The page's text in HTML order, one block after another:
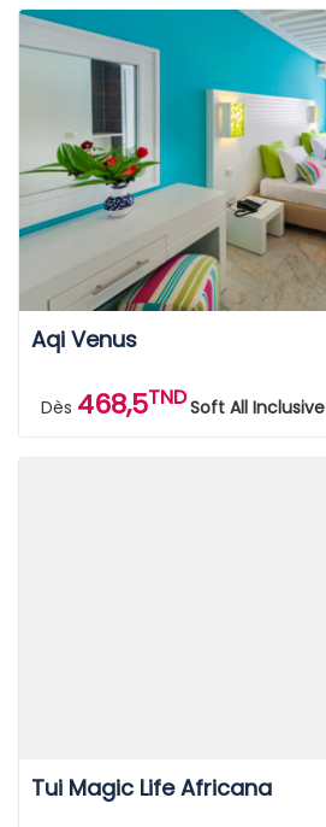
Aqi Venus
Dès 468,5TNDSoft All Inclusive
Tui Magic Life Africana